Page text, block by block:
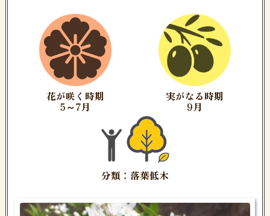
花が咲く時期
5～7月
実がなる時期
9月
分類：落葉低木